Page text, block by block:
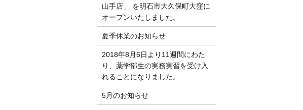
山手店」 を明石市大久保町大窪に
オープンいたしました。
夏季休業のお知らせ
2018年8月6日より11週間にわた
り、薬学部生の実務実習を受け入
れることになりました。
5月のお知らせ